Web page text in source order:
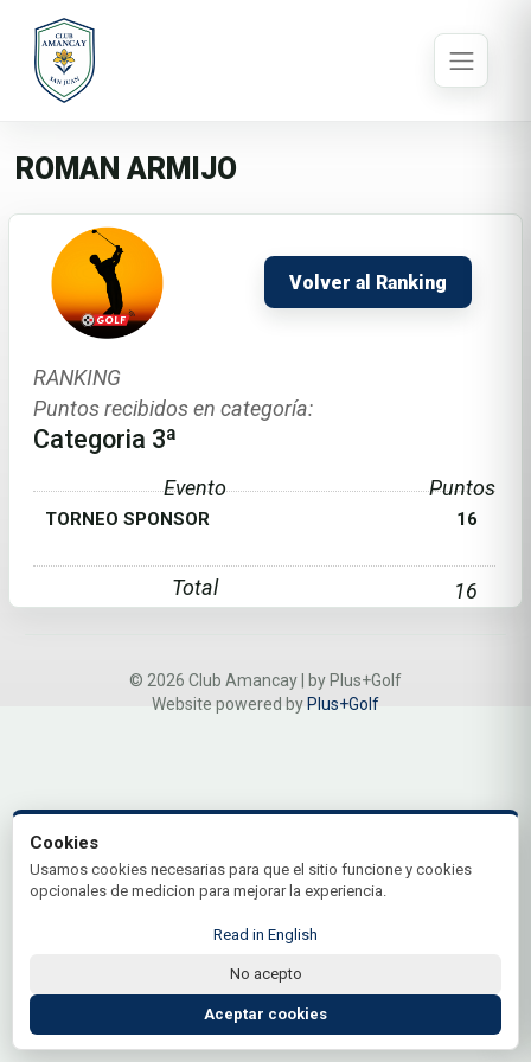
ROMAN ARMIJO
Volver al Ranking
RANKING
Puntos recibidos en categoría:
Categoria 3ª
Evento Puntos
TORNEO SPONSOR 16
Total 16
© 2026 Club Amancay | by Plus+Golf
Website powered by Plus+Golf
Cookies
Usamos cookies necesarias para que el sitio funcione y cookies
opcionales de medicion para mejorar la experiencia.
Read in English
No acepto
Aceptar cookies